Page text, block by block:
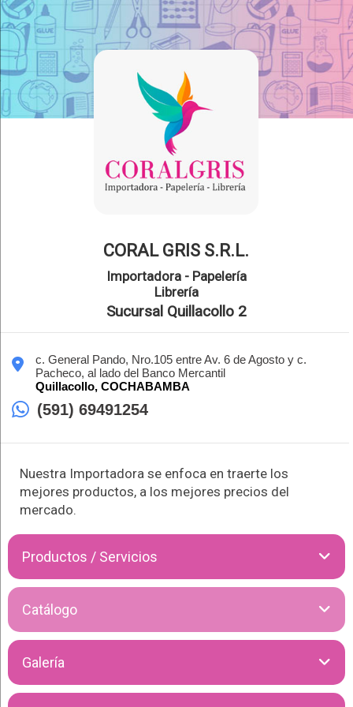
CORAL GRIS S.R.L.
Importadora - Papelería
Librería
Sucursal Quillacollo 2
c. General Pando, Nro.105 entre Av. 6 de Agosto y c.
Pacheco, al lado del Banco Mercantil
Quillacollo, COCHABAMBA
(591) 69491254
Nuestra Importadora se enfoca en traerte los
mejores productos, a los mejores precios del
mercado.
Productos / Servicios
Coral Gris S.R.L. es tu socio ideal para acceder a una amplia
gama de productos importados de la más alta calidad. Como
expertos en la importación, nos enorgullece ofrecer artículos
cuidadosamente para satisfacer las necesidades de nuestros
garantizamos que cada producto cumple con los estándares
Catálogo
Galería